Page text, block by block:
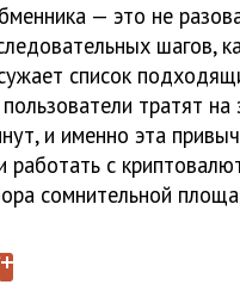
— это не
шагов,
список
тратят на
и именно эта
работать с
сомнительной